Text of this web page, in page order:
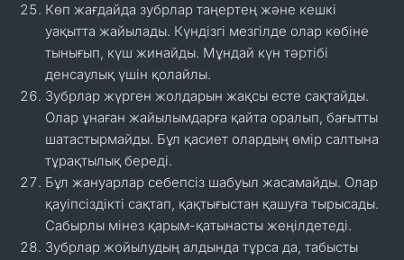
Көп жағдайда зубрлар таңертең және кешкі
уақытта жайылады. Күндізгі мезгілде олар көбіне
тынығып, күш жинайды. Мұндай күн тәртібі
денсаулық үшін қолайлы.
Зубрлар жүрген жолдарын жақсы есте сақтайды.
Олар ұнаған жайылымдарға қайта оралып, бағытты
шатастырмайды. Бұл қасиет олардың өмір салтына
тұрақтылық береді.
Бұл жануарлар себепсіз шабуыл жасамайды. Олар
қауіпсіздікті сақтап, қақтығыстан қашуға тырысады.
Сабырлы мінез қарым-қатынасты жеңілдетеді.
Зубрлар жойылудың алдында тұрса да, табысты